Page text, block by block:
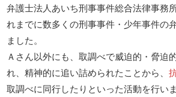
弁護士法人あいち刑事事件総合法律事務
れまでに数多くの刑事事件・少年事件の
ました。
Ａさん以外にも、取調べで威迫的・脅迫
れ、精神的に追い詰められたことから、
取調べに同行したりといった活動を行いま